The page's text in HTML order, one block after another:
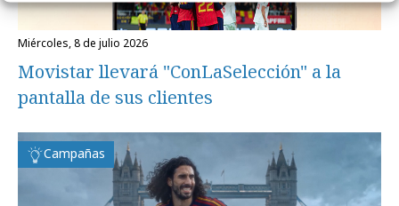
miércoles, 8 de julio 2026
Movistar llevará "ConLaSelección" a la
pantalla de sus clientes
Campañas